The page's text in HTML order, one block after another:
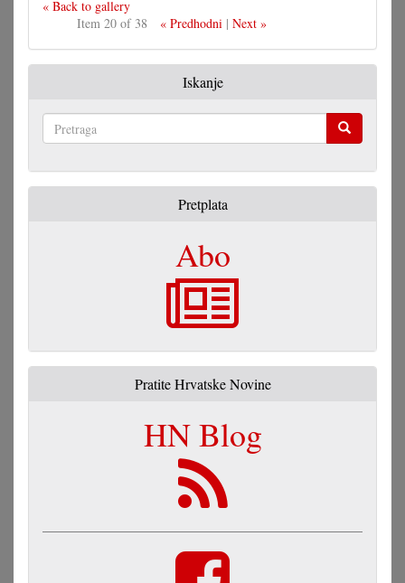
« Back to gallery
Item 20 of 38
« Predhodni| Next »
Iskanje
Pretplata
Abo
Pratite Hrvatske Novine
HN Blog